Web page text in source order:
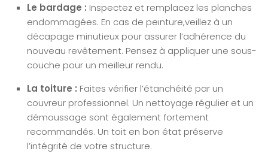
Le bardage : Inspectez et remplacez les planches
endommagées. En cas de peinture,veillez à un
décapage minutieux pour assurer l’adhérence du
nouveau revêtement. Pensez à appliquer une sous-
couche pour un meilleur rendu.
La toiture : Faites vérifier l’étanchéité par un
couvreur professionnel. Un nettoyage régulier et un
démoussage sont également fortement
recommandés. Un toit en bon état préserve
l’intégrité de votre structure.